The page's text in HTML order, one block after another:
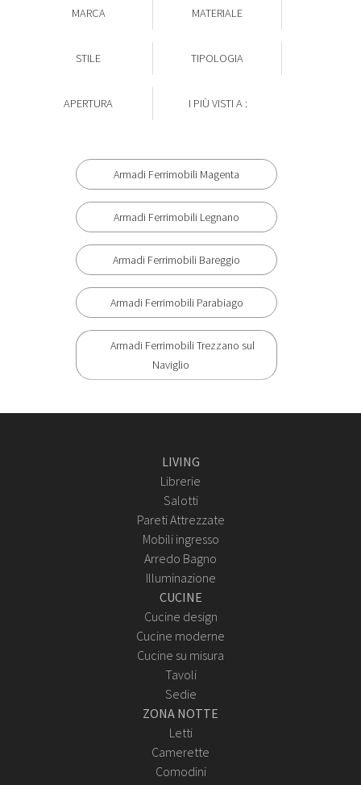
MARCA MATERIALE
STILE TIPOLOGIA
APERTURA I PIÙ VISTI A :
Armadi Ferrimobili Magenta
Armadi Ferrimobili Legnano
Armadi Ferrimobili Bareggio
Armadi Ferrimobili Parabiago
Armadi Ferrimobili Trezzano sul
Naviglio
LIVING
Librerie
Salotti
Pareti Attrezzate
Mobili ingresso
Arredo Bagno
Illuminazione
CUCINE
Cucine design
Cucine moderne
Cucine su misura
Tavoli
Sedie
ZONA NOTTE
Letti
Camerette
Comodini